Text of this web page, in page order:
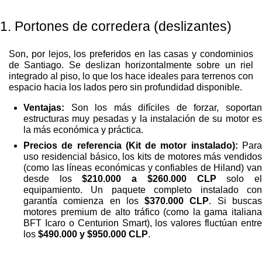
1. Portones de corredera (deslizantes)
Son, por lejos, los preferidos en las casas y condominios
de Santiago. Se deslizan horizontalmente sobre un riel
integrado al piso, lo que los hace ideales para terrenos con
espacio hacia los lados pero sin profundidad disponible.
Ventajas: Son los más difíciles de forzar, soportan
estructuras muy pesadas y la instalación de su motor es
la más económica y práctica.
Precios de referencia (Kit de motor instalado): Para
uso residencial básico, los kits de motores más vendidos
(como las líneas económicas y confiables de Hiland) van
desde los$210.000 a $260.000 CLP solo el
equipamiento. Un paquete completo instalado con
garantía comienza en los$370.000 CLP. Si buscas
motores premium de alto tráfico (como la gama italiana
BFT Icaro o Centurion Smart), los valores fluctúan entre
los $490.000 y $950.000 CLP.